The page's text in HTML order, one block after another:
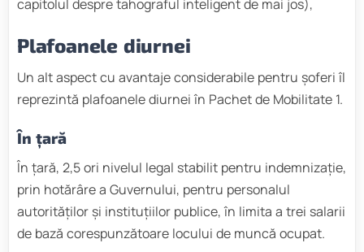
capitolul despre tahograful inteligent de mai jos),
Plafoanele diurnei
Un alt aspect cu avantaje considerabile pentru șoferi îl
reprezintă plafoanele diurnei în Pachet de Mobilitate 1.
În țară
În ţară, 2,5 ori nivelul legal stabilit pentru indemnizaţie,
prin hotărâre a Guvernului, pentru personalul
autorităţilor şi instituţiilor publice, în limita a trei salarii
de bază corespunzătoare locului de muncă ocupat.